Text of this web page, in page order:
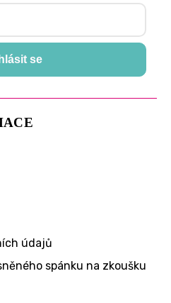
údajů
spánku na zkoušku
se